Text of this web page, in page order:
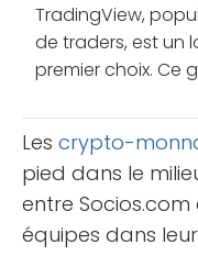
TradingView,
de traders, est un
premier choix. Ce
Les crypto-
pied dans le
entre
équipes dans